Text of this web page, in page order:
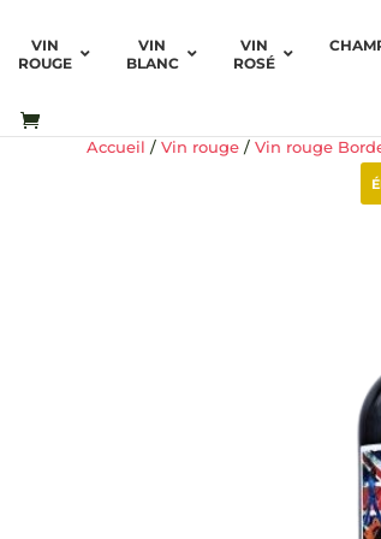
VIN
ROUGE
VIN
BLANC
VIN
ROSÉ
Accueil / Vin rouge / Vin rouge